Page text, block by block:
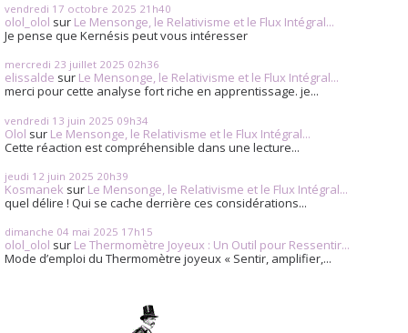
vendredi 17 octobre 2025 21h40
olol_olol sur Le Mensonge, le Relativisme et le Flux Intégral...
Je pense que Kernésis peut vous intéresser
mercredi 23 juillet 2025 02h36
elissalde sur Le Mensonge, le Relativisme et le Flux Intégral...
merci pour cette analyse fort riche en apprentissage. je...
vendredi 13 juin 2025 09h34
Olol sur Le Mensonge, le Relativisme et le Flux Intégral...
Cette réaction est compréhensible dans une lecture...
jeudi 12 juin 2025 20h39
Kosmanek sur Le Mensonge, le Relativisme et le Flux Intégral...
quel délire ! Qui se cache derrière ces considérations...
dimanche 04 mai 2025 17h15
olol_olol sur Le Thermomètre Joyeux : Un Outil pour Ressentir...
Mode d’emploi du Thermomètre joyeux « Sentir, amplifier,...